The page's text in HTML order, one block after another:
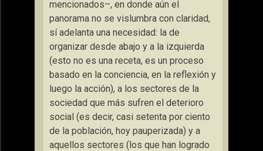
mencionados–, en donde aún el
panorama no se vislumbra con claridad,
sí adelanta una necesidad: la de
organizar desde abajo y a la izquierda
(esto no es una receta, es un proceso
basado en la conciencia, en la reflexión y
luego la acción), a los sectores de la
sociedad que más sufren el deterioro
social (es decir, casi setenta por ciento
de la población, hoy pauperizada) y a
aquellos sectores (los que han logrado